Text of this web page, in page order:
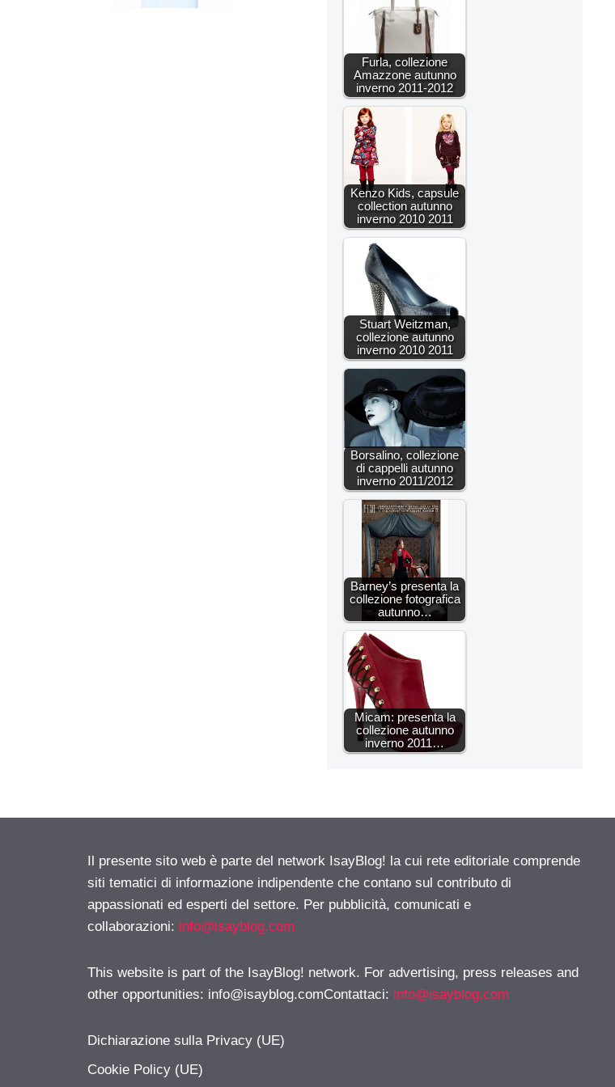
Furla, collezione
Amazzone autunno
inverno 2011-2012
Kenzo Kids, capsule
collection autunno
inverno 2010 2011
Stuart Weitzman,
collezione autunno
inverno 2010 2011
Borsalino, collezione
di cappelli autunno
inverno 2011/2012
Barney’s presenta la
collezione fotografica
autunno…
Micam: presenta la
collezione autunno
inverno 2011…
Il presente sito web è parte del network IsayBlog! la cui rete editoriale comprende
siti tematici di informazione indipendente che contano sul contributo di
appassionati ed esperti del settore. Per pubblicità, comunicati e
collaborazioni: info@isayblog.com
This website is part of the IsayBlog! network. For advertising, press releases and
other opportunities: info@isayblog.comContattaci: info@isayblog.com
Dichiarazione sulla Privacy (UE)
Cookie Policy (UE)